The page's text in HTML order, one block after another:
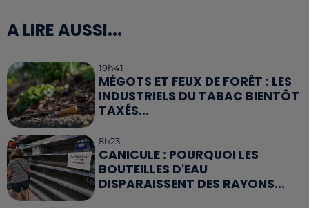
A LIRE AUSSI...
19h41
MÉGOTS ET FEUX DE FORÊT : LES
INDUSTRIELS DU TABAC BIENTÔT
TAXÉS...
8h23
CANICULE : POURQUOI LES
BOUTEILLES D'EAU
DISPARAISSENT DES RAYONS...